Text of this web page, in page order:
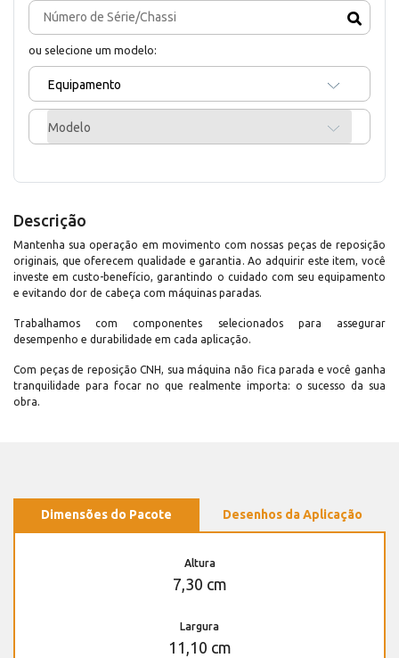
ou selecione um modelo:
Equipamento
Modelo
Descrição
Mantenha sua operação em movimento com nossas peças de reposição
originais, que oferecem qualidade e garantia. Ao adquirir este item, você
investe em custo-benefício, garantindo o cuidado com seu equipamento
e evitando dor de cabeça com máquinas paradas.
Trabalhamos com componentes selecionados para assegurar
desempenho e durabilidade em cada aplicação.
Com peças de reposição CNH, sua máquina não fica parada e você ganha
tranquilidade para focar no que realmente importa: o sucesso da sua
obra.
Dimensões do Pacote Desenhos da Aplicação
Altura
7,30 cm
Largura
11,10 cm